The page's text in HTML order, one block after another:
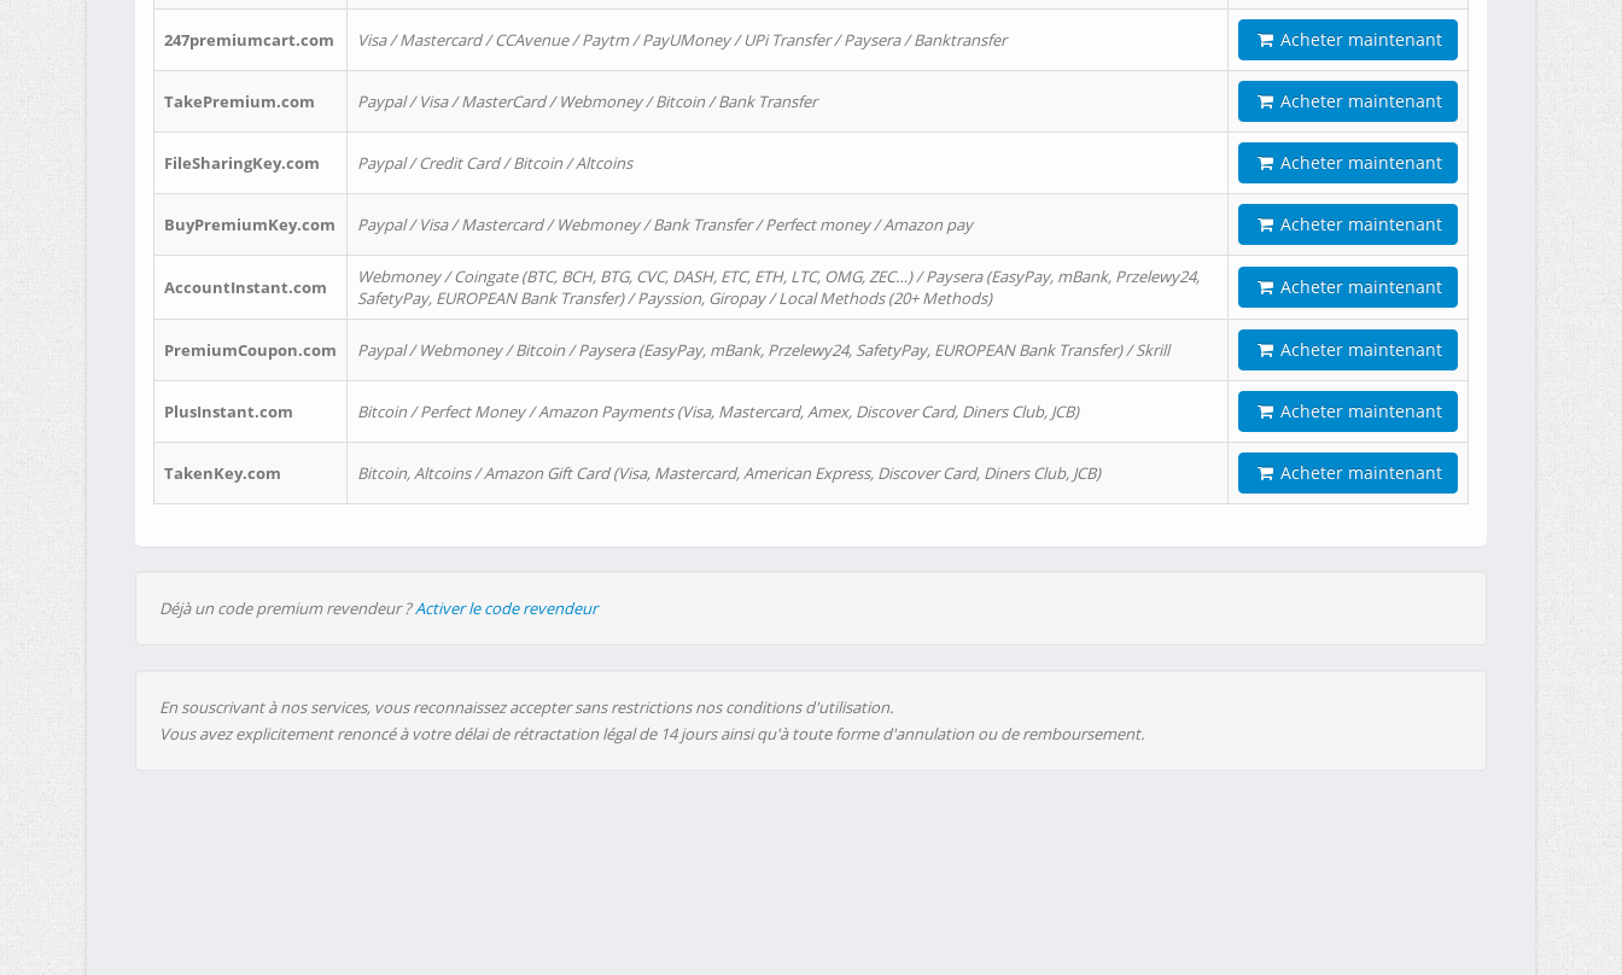
247premiumcart.com Visa / Mastercard / CCAvenue / Paytm / PayUMoney / UPi Transfer / Paysera / Banktransfer Acheter maintenant
TakePremium.com Paypal / Visa / MasterCard / Webmoney / Bitcoin / Bank Transfer Acheter maintenant
FileSharingKey.com Paypal / Credit Card / Bitcoin / Altcoins Acheter maintenant
BuyPremiumKey.com Paypal / Visa / Mastercard / Webmoney / Bank Transfer / Perfect money / Amazon pay Acheter maintenant
AccountInstant.com
Webmoney / Coingate (BTC, BCH, BTG, CVC, DASH, ETC, ETH, LTC, OMG, ZEC…) / Paysera (EasyPay, mBank, Przelewy24,
SafetyPay, EUROPEAN Bank Transfer) / Payssion, Giropay / Local Methods (20+ Methods)
Acheter maintenant
PremiumCoupon.com Paypal / Webmoney / Bitcoin / Paysera (EasyPay, mBank, Przelewy24, SafetyPay, EUROPEAN Bank Transfer) / Skrill Acheter maintenant
PlusInstant.com Bitcoin / Perfect Money / Amazon Payments (Visa, Mastercard, Amex, Discover Card, Diners Club, JCB) Acheter maintenant
TakenKey.com Bitcoin, Altcoins / Amazon Gift Card (Visa, Mastercard, American Express, Discover Card, Diners Club, JCB) Acheter maintenant
Déjà un code premium revendeur ?Activer le code revendeur
En souscrivant à nos services, vous reconnaissez accepter sans restrictions nos conditions d'utilisation.
Vous avez explicitement renoncé à votre délai de rétractation légal de 14 jours ainsi qu'à toute forme d'annulation ou de remboursement.